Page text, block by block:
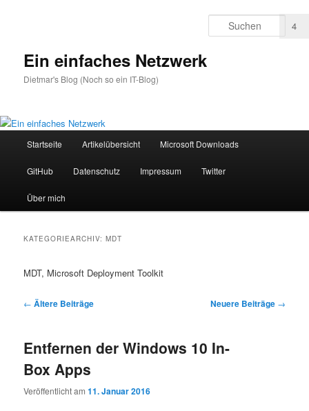
Ein einfaches Netzwerk
Dietmar's Blog (Noch so ein IT-Blog)
Startseite Artikelübersicht Microsoft Downloads
GitHub Datenschutz Impressum Twitter
Über mich
KATEGORIEARCHIV:MDT
MDT, Microsoft Deployment Toolkit
Beitragsnavigation
← Ältere Beiträge Neuere Beiträge →
Entfernen der Windows 10 In-
Box Apps
Veröffentlicht am11. Januar 2016
2
4